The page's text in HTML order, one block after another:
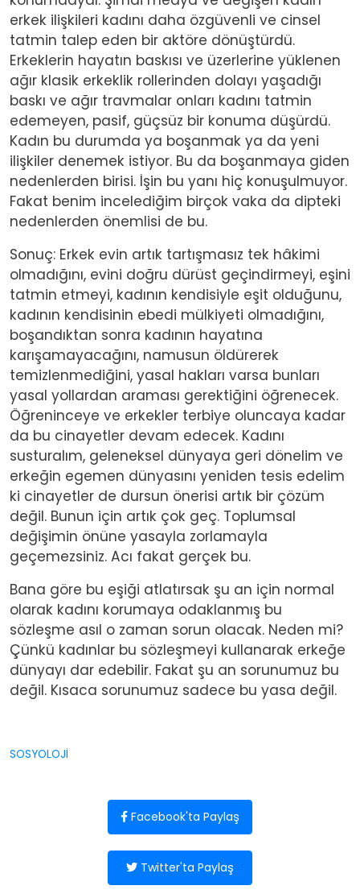
erkek ilişkileri kadını daha özgüvenli ve cinsel
tatmin talep eden bir aktöre dönüştürdü.
Erkeklerin hayatın baskısı ve üzerlerine yüklenen
ağır klasik erkeklik rollerinden dolayı yaşadığı
baskı ve ağır travmalar onları kadını tatmin
edemeyen, pasif, güçsüz bir konuma düşürdü.
Kadın bu durumda ya boşanmak ya da yeni
ilişkiler denemek istiyor. Bu da boşanmaya giden
nedenlerden birisi. İşin bu yanı hiç konuşulmuyor.
Fakat benim incelediğim birçok vaka da dipteki
nedenlerden önemlisi de bu.
Sonuç: Erkek evin artık tartışmasız tek hâkimi
olmadığını, evini doğru dürüst geçindirmeyi, eşini
tatmin etmeyi, kadının kendisiyle eşit olduğunu,
kadının kendisinin ebedi mülkiyeti olmadığını,
boşandıktan sonra kadının hayatına
karışamayacağını, namusun öldürerek
temizlenmediğini, yasal hakları varsa bunları
yasal yollardan araması gerektiğini öğrenecek.
Öğreninceye ve erkekler terbiye oluncaya kadar
da bu cinayetler devam edecek. Kadını
susturalım, geleneksel dünyaya geri dönelim ve
erkeğin egemen dünyasını yeniden tesis edelim
ki cinayetler de dursun önerisi artık bir çözüm
değil. Bunun için artık çok geç. Toplumsal
değişimin önüne yasayla zorlamayla
geçemezsiniz. Acı fakat gerçek bu.
Bana göre bu eşiği atlatırsak şu an için normal
olarak kadını korumaya odaklanmış bu
sözleşme asıl o zaman sorun olacak. Neden mi?
Çünkü kadınlar bu sözleşmeyi kullanarak erkeğe
dünyayı dar edebilir. Fakat şu an sorunumuz bu
değil. Kısaca sorunumuz sadece bu yasa değil.
SOSYOLOJİ
Facebook'ta Paylaş
Twitter'ta Paylaş